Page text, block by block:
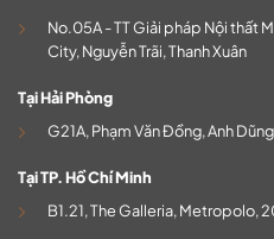
No.05A - TT Giải pháp Nội thất
City, Nguyễn Trãi, Thanh Xuân
Tại Hải Phòng
G21A, Phạm Văn Đồng, Anh
Tại TP. Hồ Chí Minh
B1.21, The Galleria, Metropolo,